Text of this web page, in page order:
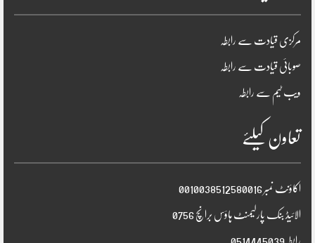
مرکزی قیادت سے رابطہ
صوبائی قیادت سے رابطہ
ویب ٹیم سے رابطہ
تعاون کیلئے
اکاؤنٹ نمبر 0010038512580016
الائیڈ بنک پارلیمنٹ ہاؤس برانچ 0756
رابطہ0514445039